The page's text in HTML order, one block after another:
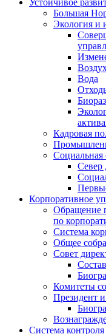
Большая
Экология и
Вода
Кадровая
Социальная
Север
Корпоративное
Обращение
по
Система
Общее
Совет
Комитеты
Президент
Система